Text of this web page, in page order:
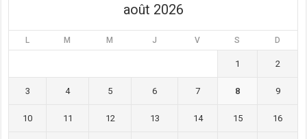
août 2026
L M M J V S D
1 2
3 4 5 6 7 8 9
10 11 12 13 14 15 16